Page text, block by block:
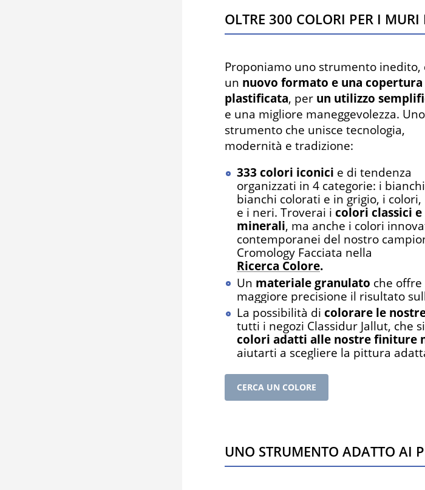
Oltre 300 colori per i muri
Proponiamo uno strumento inedito,
un nuovo formato e una copertura
plastificata, per un utilizzo
e una migliore maneggevolezza. Uno
strumento che unisce tecnologia,
modernità e tradizione:
333 colori iconici e di tendenza
organizzati in 4 categorie: i
bianchi colorati e in grigio, i colori,
e i neri. Troverai i colori classici e
minerali, ma anche i colori
contemporanei del nostro
Cromology Facciata nella
Ricerca Colore.
Un materiale granulato che
maggiore precisione il risultato
La possibilità di colorare le
tutti i negozi Classidur Jallut, che
colori adatti alle nostre finiture
aiutarti a scegliere la pittura
CERCA UN COLORE
Uno strumento adatto ai